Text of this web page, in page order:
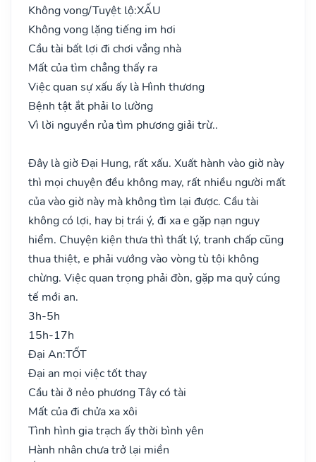
Không vong/Tuyệt lộ:XẤU
Không vong lặng tiếng im hơi
Cầu tài bất lợi đi chơi vắng nhà
Mất của tìm chẳng thấy ra
Việc quan sự xấu ấy là Hình thương
Bệnh tật ắt phải lo lường
Vì lời nguyền rủa tìm phương giải trừ..
Đây là giờ Đại Hung, rất xấu. Xuất hành vào giờ này
thì mọi chuyện đều không may, rất nhiều người mất
của vào giờ này mà không tìm lại được. Cầu tài
không có lợi, hay bị trái ý, đi xa e gặp nạn nguy
hiểm. Chuyện kiện thưa thì thất lý, tranh chấp cũng
thua thiệt, e phải vướng vào vòng tù tội không
chừng. Việc quan trọng phải đòn, gặp ma quỷ cúng
tế mới an.
3h-5h
15h-17h
Đại An:TỐT
Đại an mọi việc tốt thay
Cầu tài ở nẻo phương Tây có tài
Mất của đi chửa xa xôi
Tình hình gia trạch ấy thời bình yên
Hành nhân chưa trở lại miền